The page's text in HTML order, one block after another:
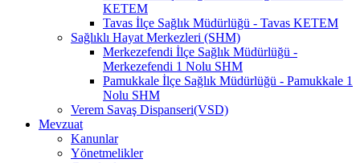
KETEM
Tavas İlçe Sağlık Müdürlüğü - Tavas KETEM
Sağlıklı Hayat Merkezleri (SHM)
Merkezefendi İlçe Sağlık Müdürlüğü -
Merkezefendi 1 Nolu SHM
Pamukkale İlçe Sağlık Müdürlüğü - Pamukkale 1
Nolu SHM
Verem Savaş Dispanseri(VSD)
Mevzuat
Kanunlar
Yönetmelikler